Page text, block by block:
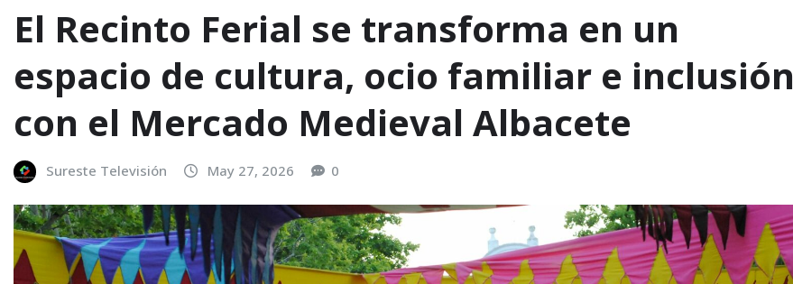
El Recinto Ferial se transforma en un
espacio de cultura, ocio familiar e inclusión
con el Mercado Medieval Albacete
Sureste Televisión May 27, 2026 0